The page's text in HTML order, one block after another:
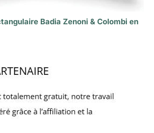
Badia Zenoni & Colombi en